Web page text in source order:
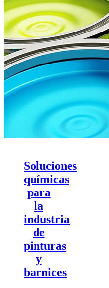
Soluciones
químicas
para
la
industria
de
pinturas
y
barnices